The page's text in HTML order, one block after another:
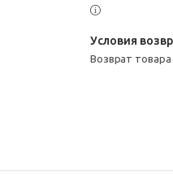
возврат